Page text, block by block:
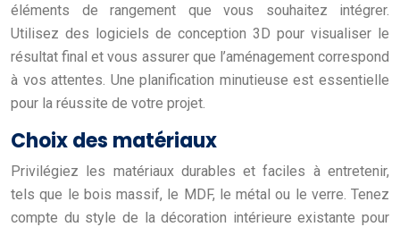
éléments de rangement que vous souhaitez intégrer.
Utilisez des logiciels de conception 3D pour visualiser le
résultat final et vous assurer que l’aménagement correspond
à vos attentes. Une planification minutieuse est essentielle
pour la réussite de votre projet.
Choix des matériaux
Privilégiez les matériaux durables et faciles à entretenir,
tels que le bois massif, le MDF, le métal ou le verre. Tenez
compte du style de la décoration intérieure existante pour